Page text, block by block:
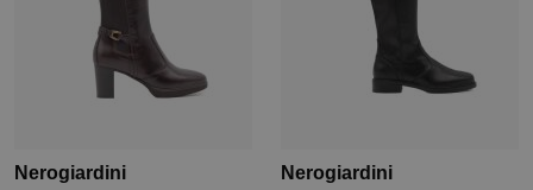
Nerogiardini
Nerogiardini